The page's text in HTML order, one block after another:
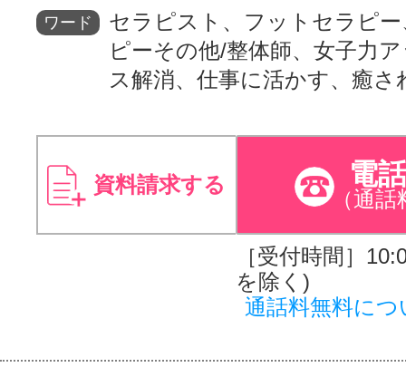
ワード
セラピスト、フットセラピ
ピーその他/整体師、女子力
ス解消、仕事に活かす、癒さ
資料請求する 電
（通話
［受付時間］
を除く)
通話料無料につ